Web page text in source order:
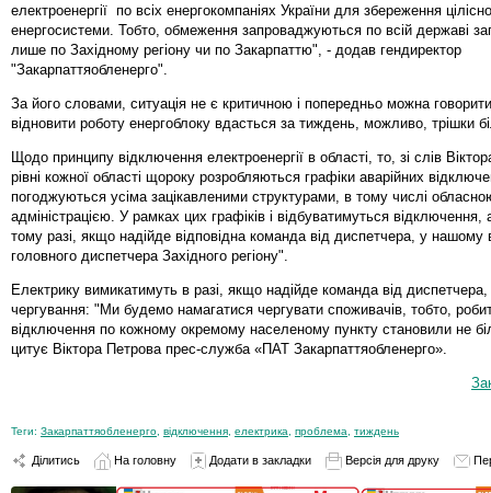
електроенергії по всіх енергокомпаніях України для збереження
енергосистеми. Тобто, обмеження запроваджуються по всій державі
лише по Західному регіону чи по Закарпаттю", - додав гендиректор
"Закарпаттяобленерго".
За його словами, ситуація не є критичною і попередньо можна
відновити роботу енергоблоку вдасться за тиждень, можливо, трішки
Щодо принципу відключення електроенергії в області, то, зі слів
рівні кожної області щороку розробляються графіки аварійних
погоджуються усіма зацікавленими структурами, в тому числі
адміністрацією. У рамках цих графіків і відбуватимуться
тому разі, якщо надійде відповідна команда від диспетчера, у нашому
головного диспетчера Західного регіону".
Електрику вимикатимуть в разі, якщо надійде команда від
чергування: "Ми будемо намагатися чергувати споживачів, тобто,
відключення по кожному окремому населеному пункту становили не
цитує Віктора Петрова прес-служба «ПАТ Закарпаттяобленерго».
Теги: Закарпаттяобленерго відключення електрика проблема тиждень
Ділитись На головну Додати в закладки Версія для друку